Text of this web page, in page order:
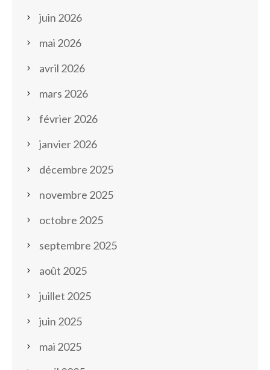
juin 2026
mai 2026
avril 2026
mars 2026
février 2026
janvier 2026
décembre 2025
novembre 2025
octobre 2025
septembre 2025
août 2025
juillet 2025
juin 2025
mai 2025